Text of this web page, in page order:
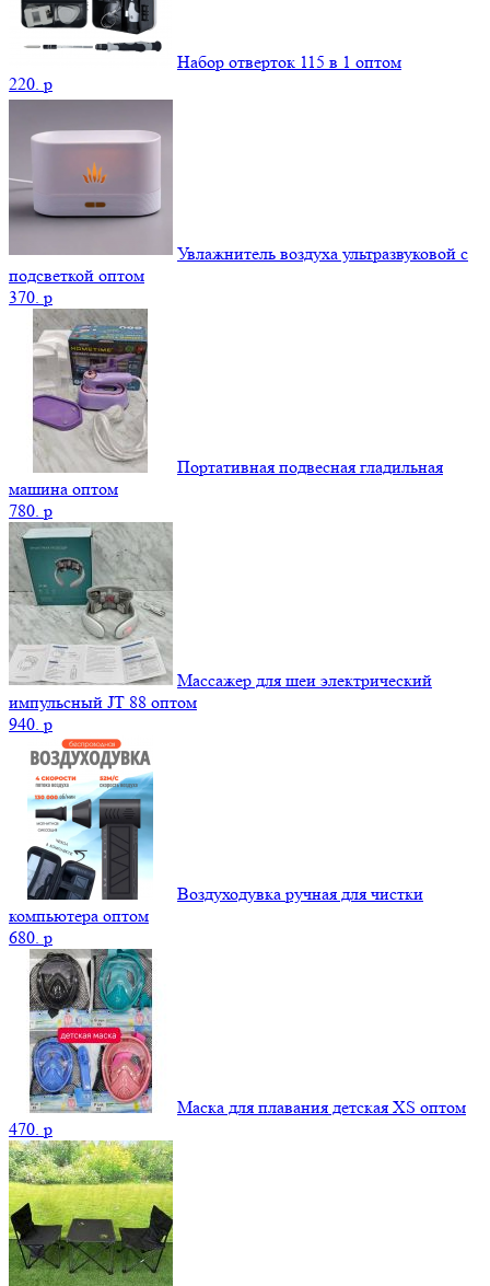
Набор отверток 115 в 1 оптом
220. p
Увлажнитель воздуха ультразвуковой с
подсветкой оптом
370. p
Портативная подвесная гладильная
машина оптом
780. p
Массажер для шеи электрический
импульсный JT 88 оптом
940. p
Воздуходувка ручная для чистки
компьютера оптом
680. p
Маска для плавания детская XS оптом
470. p